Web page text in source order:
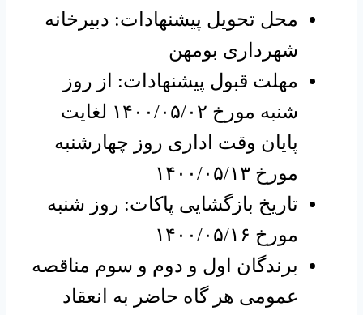
محل تحویل پیشنهادات: دبیرخانه
شهرداری بومهن
مهلت قبول پیشنهادات: از روز
شنبه مورخ ۱۴۰۰/۰۵/۰۲ لغایت
پایان وقت اداری روز چهارشنبه
مورخ ۱۴۰۰/۰۵/۱۳
تاریخ بازگشایی پاکات: روز شنبه
مورخ ۱۴۰۰/۰۵/۱۶
برندگان اول و دوم و سوم مناقصه
عمومی هر گاه حاضر به انعقاد